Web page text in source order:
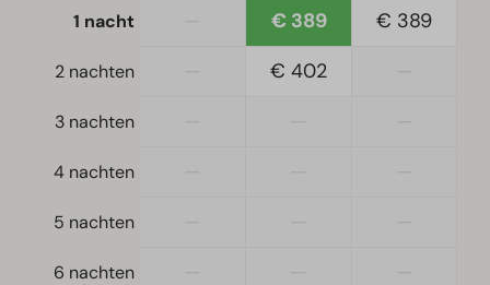
Eenpersoonsdekbedden en kussens
Slaapkamer(s) beneden: 2
Gelijkvloers
Traptrede(n) naar accommodatie
Woonkamer
1 nacht
€ 389 € 389
2 nachten € 402
3 nachten
4 nachten
5 nachten
6 nachten